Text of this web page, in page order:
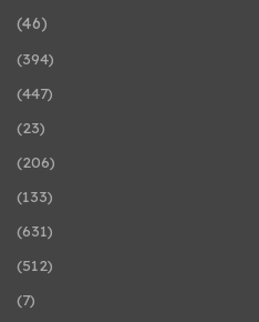
(46)
(394)
(447)
(23)
(206)
(133)
(631)
(512)
(7)